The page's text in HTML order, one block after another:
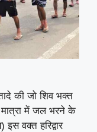
की जो शिव भक्त
मात्रा में जल भरने के
वक्त हरिद्वार